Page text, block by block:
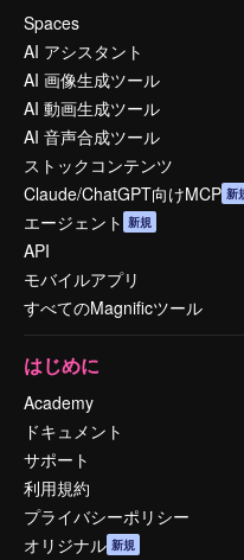
Spaces
AI アシスタント
AI 画像生成ツール
AI 動画生成ツール
AI 音声合成ツール
ストックコンテンツ
Claude/ChatGPT向けMCP 新
エージェント 新規
API
モバイルアプリ
すべてのMagnificツール
はじめに
Academy
ドキュメント
サポート
利用規約
プライバシーポリシー
オリジナル 新規